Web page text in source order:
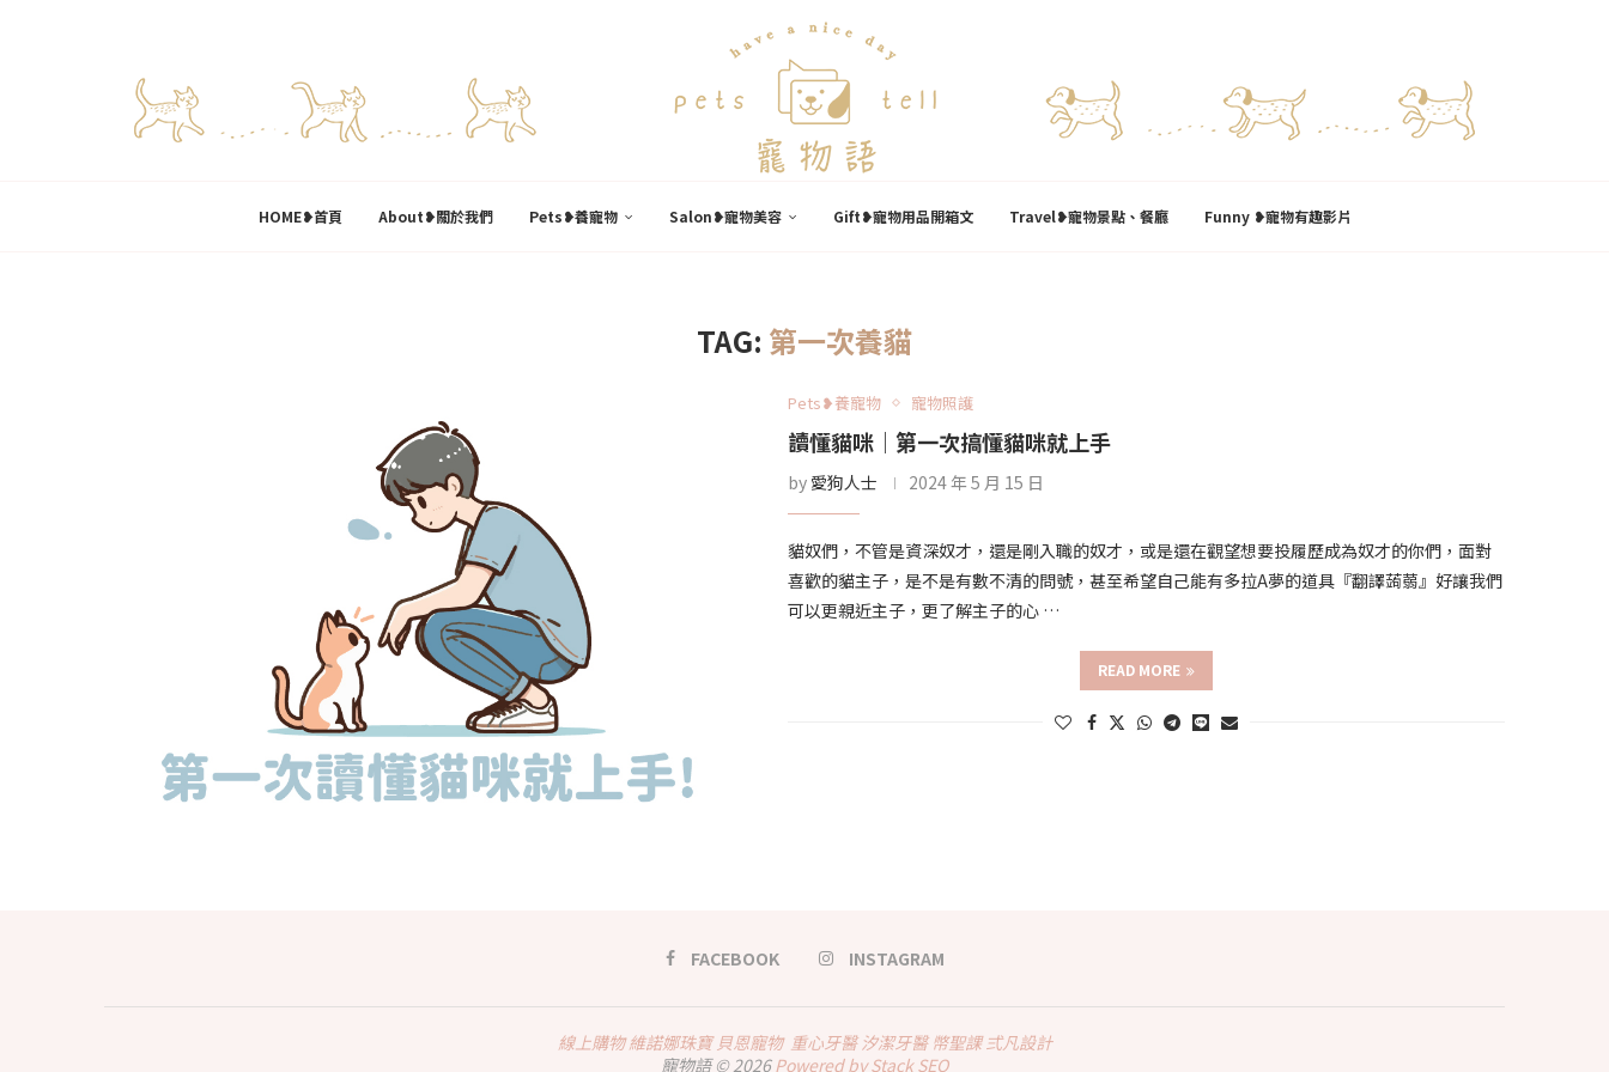
HOME❥首頁 About❥關於我們 Pets❥養寵物 Salon❥寵物美容 Gift❥寵物用品開箱文 Travel❥寵物景點、餐廳 Funny ❥寵物有趣影片
TAG: 第一次養貓
Pets❥養寵物 寵物照護
讀懂貓咪｜第一次搞懂貓咪就上手
by 愛狗人士 2024 年 5 月 15 日
貓奴們，不管是資深奴才，還是剛入職的奴才，或是還在觀望想要投履歷成為奴才的你們，面對
喜歡的貓主子，是不是有數不清的問號，甚至希望自己能有多拉A夢的道具『翻譯蒟蒻』好讓我們
可以更親近主子，更了解主子的心 …
READ MORE
FACEBOOK INSTAGRAM
線上購物 維諾娜珠寶 貝恩寵物 重心牙醫 汐潔牙醫 幣聖課 弍凡設計
寵物語 © 2026 Powered by Stack SEO